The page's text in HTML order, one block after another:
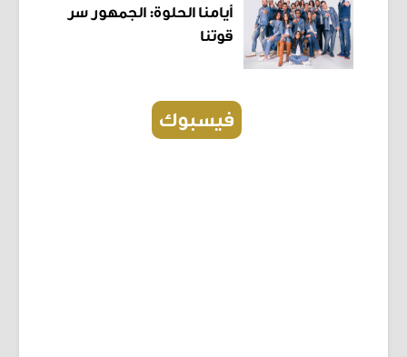
أيامنا الحلوة: الجمهور سر
قوتنا
فيسبوك